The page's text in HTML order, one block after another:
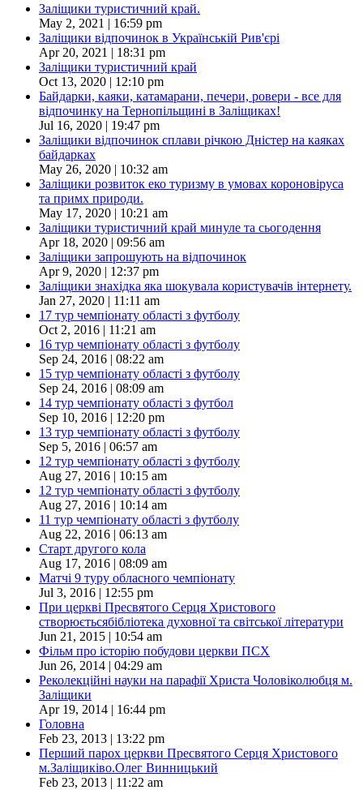
Заліщики туристичний край.
May 2, 2021 | 16:59 pm
Заліщики відпочинок в Українській Рив'єрі
Apr 20, 2021 | 18:31 pm
Заліщики туристичний край
Oct 13, 2020 | 12:10 pm
Байдарки, каяки, катамарани, печери, ровери - все для
відпочинку на Тернопільщині в Заліщиках!
Jul 16, 2020 | 19:47 pm
Заліщики відпочинок сплави річкою Дністер на каяках
байдарках
May 26, 2020 | 10:32 am
Заліщики розвиток еко туризму в умовах короновіруса
та примх природи.
May 17, 2020 | 10:21 am
Заліщики туристичний край минуле та сьогодення
Apr 18, 2020 | 09:56 am
Заліщики запрошують на відпочинок
Apr 9, 2020 | 12:37 pm
Заліщики знахідка яка шокувала користувачів інтернету.
Jan 27, 2020 | 11:11 am
17 тур чемпіонату області з футболу
Oct 2, 2016 | 11:21 am
16 тур чемпіонату області з футболу
Sep 24, 2016 | 08:22 am
15 тур чемпіонату області з футболу
Sep 24, 2016 | 08:09 am
14 тур чемпіонату області з футбол
Sep 10, 2016 | 12:20 pm
13 тур чемпіонату області з футболу
Sep 5, 2016 | 06:57 am
12 тур чемпіонату області з футболу
Aug 27, 2016 | 10:15 am
12 тур чемпіонату області з футболу
Aug 27, 2016 | 10:14 am
11 тур чемпіонату області з футболу
Aug 22, 2016 | 06:13 am
Старт другого кола
Aug 17, 2016 | 08:09 am
Матчі 9 туру обласного чемпіонату
Jul 3, 2016 | 12:55 pm
При церкві Пресвятого Серця Христового
створюєтьсябібліотека духовної та світської літератури
Jun 21, 2015 | 10:54 am
Фільм про історію побудови церкви ПСХ
Jun 26, 2014 | 04:29 am
Реколекційні науки на парафії Христа Чоловіколюбця м.
Заліщики
Apr 19, 2014 | 16:44 pm
Головна
Feb 23, 2013 | 13:22 pm
Перший парох церкви Пресвятого Серця Христового
м.Заліщиківо.Олег Винницький
Feb 23, 2013 | 11:22 am